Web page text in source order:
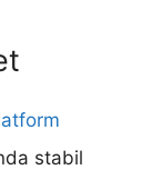
stabil